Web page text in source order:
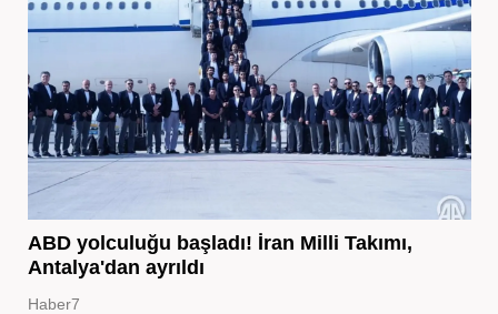
ABD yolculuğu başladı! İran Milli Takımı,
Antalya'dan ayrıldı
Haber7